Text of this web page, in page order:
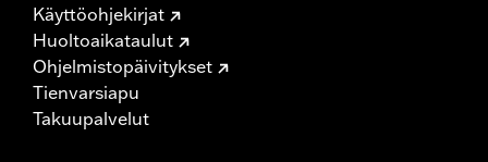
Käyttöohjekirjat
Huoltoaikataulut
Ohjelmistopäivitykset
Tienvarsiapu
Takuupalvelut